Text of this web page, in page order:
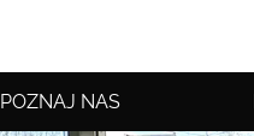
POZNAJ NAS